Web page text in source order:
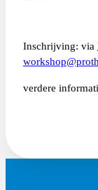
Inschrijving: via
verdere